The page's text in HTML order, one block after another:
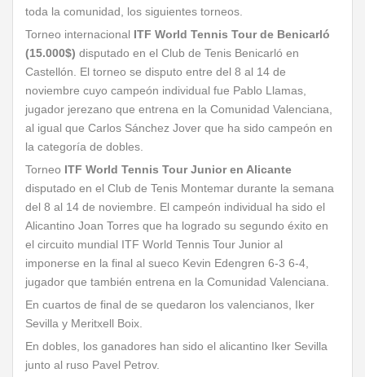
toda la comunidad, los siguientes torneos.
Torneo internacional ITF World Tennis Tour de Benicarló
(15.000$) disputado en el Club de Tenis Benicarló en
Castellón. El torneo se disputo entre del 8 al 14 de
noviembre cuyo campeón individual fue Pablo Llamas,
jugador jerezano que entrena en la Comunidad Valenciana,
al igual que Carlos Sánchez Jover que ha sido campeón en
la categoría de dobles.
Torneo ITF World Tennis Tour Junior en Alicante
disputado en el Club de Tenis Montemar durante la semana
del 8 al 14 de noviembre. El campeón individual ha sido el
Alicantino Joan Torres que ha logrado su segundo éxito en
el circuito mundial ITF World Tennis Tour Junior al
imponerse en la final al sueco Kevin Edengren 6-3 6-4,
jugador que también entrena en la Comunidad Valenciana.
En cuartos de final de se quedaron los valencianos, Iker
Sevilla y Meritxell Boix.
En dobles, los ganadores han sido el alicantino Iker Sevilla
junto al ruso Pavel Petrov.